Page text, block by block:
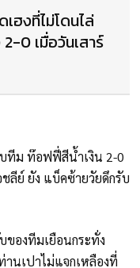
ฮงที่ไม่โดนไล่
0 เมื่อวันเสาร์
บทีม ท๊อฟฟี่สีน้ำเงิน 2-0
ลีย์ ยัง แบ็คซ้ายวัยดึกรับ
ของทีมเยือนกระทั่ง
นเปาไม่แจกเหลืองที่